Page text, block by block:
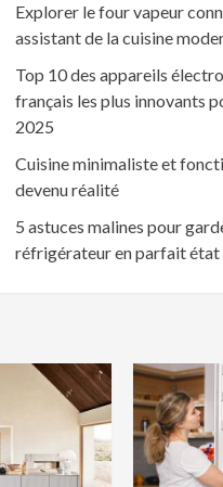
Explorer le four vapeur
assistant de la cuisine
Top 10 des appareils
français les plus innovants
2025
Cuisine minimaliste et
devenu réalité
5 astuces malines pour
réfrigérateur en parfait état